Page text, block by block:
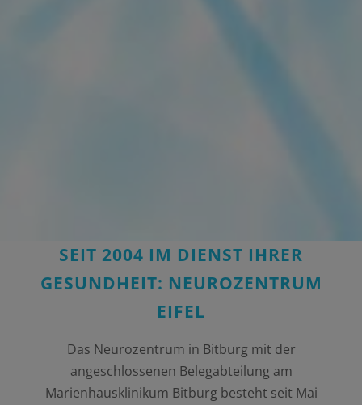
SEIT 2004 IM DIENST IHRER
GESUNDHEIT: NEUROZENTRUM
EIFEL
Das Neurozentrum in Bitburg mit der
angeschlossenen Belegabteilung am
Marienhausklinikum Bitburg besteht seit Mai